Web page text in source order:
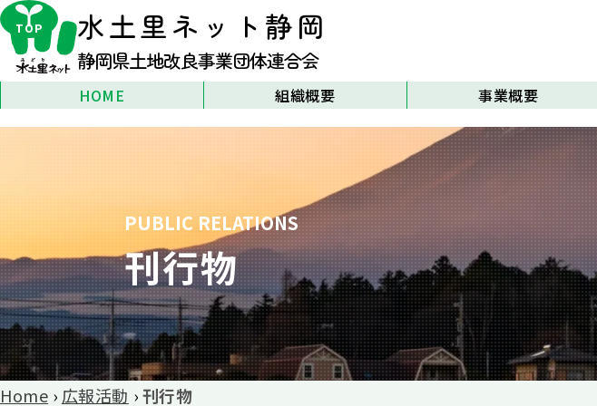
水土里ネット 静岡
静岡県土地改良事業団体連合会
HOME
組織概要
静岡県土地改良事業団体連合会
組織のご案内
アクセス
リンク
事業概要
会員支援
事業支援
施設管理
PUBLIC RELATIONS
刊行物
Home › 広報活動 ›刊行物
TOP